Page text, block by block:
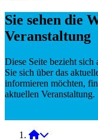
Sie sehen die
Veranstaltung
Diese Seite bezieht sich
Sie sich über das
informieren möchten,
aktuellen Veranstaltung.
DGM-Tag 2024